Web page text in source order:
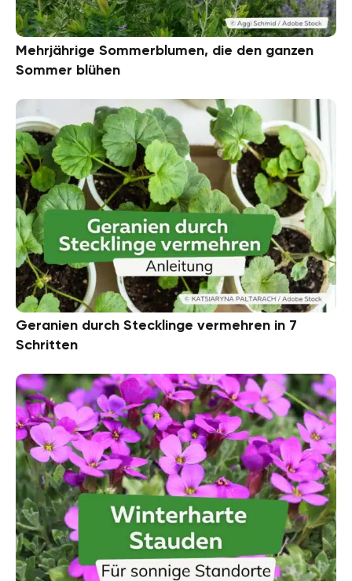
Mehrjährige Sommerblumen, die den ganzen
Sommer blühen
Geranien durch Stecklinge vermehren in 7
Schritten